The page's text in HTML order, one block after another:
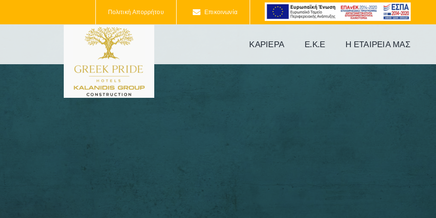
Πολιτική Απορρήτου Επικοινωνία
ΚΑΡΙΈΡΑ Ε.Κ.Ε Η ΕΤΑΙΡΕΊΑ ΜΑΣ